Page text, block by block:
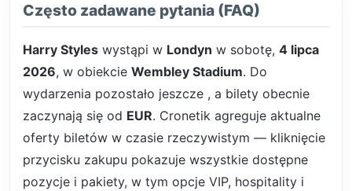
Często zadawane pytania (FAQ)
Harry Styles wystąpi w Londyn w sobotę, 4 lipca
2026, w obiekcie Wembley Stadium. Do
wydarzenia pozostało jeszcze , a bilety obecnie
zaczynają się od EUR. Cronetik agreguje aktualne
oferty biletów w czasie rzeczywistym — kliknięcie
przycisku zakupu pokazuje wszystkie dostępne
pozycje i pakiety, w tym opcje VIP, hospitality i